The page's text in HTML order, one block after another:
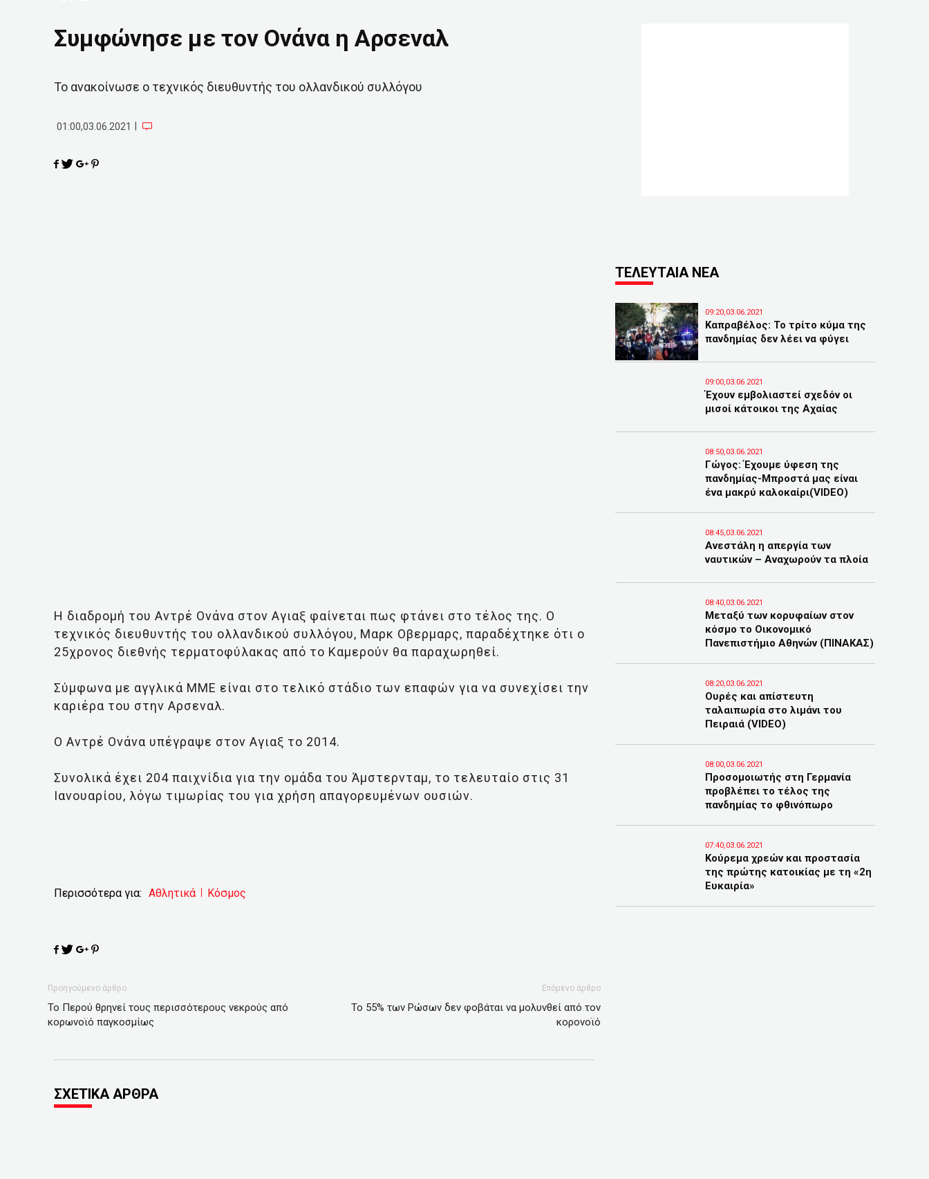
Συμφώνησε με τον Ονάνα η Αρσεναλ
Το ανακοίνωσε ο τεχνικός διευθυντής του ολλανδικού συλλόγου
01:00,03.06.2021
Η διαδρομή του Αντρέ Ονάνα στον Αγιαξ φαίνεται πως φτάνει στο τέλος της. O
τεχνικός διευθυντής του ολλανδικού συλλόγου, Μαρκ Οβερμαρς, παραδέχτηκε ότι ο
25χρονος διεθνής τερματοφύλακας από το Καμερούν θα παραχωρηθεί.
Σύμφωνα με αγγλικά ΜΜΕ είναι στο τελικό στάδιο των επαφών για να συνεχίσει την
καριέρα του στην Αρσεναλ.
Ο Αντρέ Ονάνα υπέγραψε στον Αγιαξ το 2014.
Συνολικά έχει 204 παιχνίδια για την ομάδα του Άμστερνταμ, το τελευταίο στις 31
Ιανουαρίου, λόγω τιμωρίας του για χρήση απαγορευμένων ουσιών.
Περισσότερα για: Αθλητικά Κόσμος
Προηγούμενο άρθρο
Το Περού θρηνεί τους περισσότερους νεκρούς από
κορωνοϊό παγκοσμίως
Επόμενο άρθρο
Το 55% των Ρώσων δεν φοβάται να μολυνθεί από τον
κορονοϊό
ΣΧΕΤΙΚΑ ΑΡΘΡΑ
ΤΕΛΕΥΤΑΙΑ ΝΕΑ
09:20,03.06.2021
Καπραβέλος: Το τρίτο κύμα της
πανδημίας δεν λέει να φύγει
09:00,03.06.2021
Έχουν εμβολιαστεί σχεδόν οι
μισοί κάτοικοι της Αχαίας
08:50,03.06.2021
Γώγος: Έχουμε ύφεση της
πανδημίας-Μπροστά μας είναι
ένα μακρύ καλοκαίρι(VIDEO)
08:45,03.06.2021
Ανεστάλη η απεργία των
ναυτικών – Αναχωρούν τα πλοία
08:40,03.06.2021
Μεταξύ των κορυφαίων στον
κόσμο το Οικονομικό
Πανεπιστήμιο Αθηνών (ΠΙΝΑΚΑΣ)
08:20,03.06.2021
Ουρές και απίστευτη
ταλαιπωρία στο λιμάνι του
Πειραιά (VIDEO)
08:00,03.06.2021
Προσομοιωτής στη Γερμανία
προβλέπει το τέλος της
πανδημίας το φθινόπωρο
07:40,03.06.2021
Κούρεμα χρεών και προστασία
της πρώτης κατοικίας με τη «2η
Ευκαιρία»